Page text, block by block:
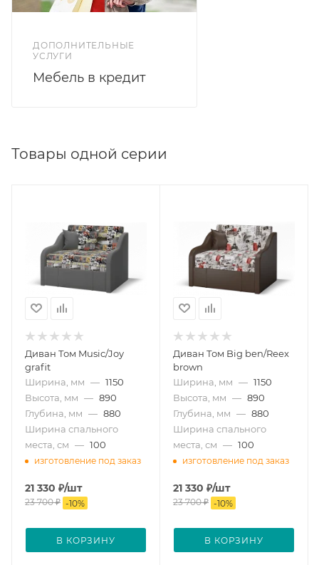
ДОПОЛНИТЕЛЬНЫЕ
УСЛУГИ
Мебель в кредит
Товары одной серии
Диван Том Music/Joy
grafit
Ширина, мм — 1150
Высота, мм — 890
Глубина, мм — 880
Ширина спального
места, см — 100
изготовление под заказ
21 330 ₽/шт
23 700₽ -10%
В КОРЗИНУ
Диван Том Big ben/Reex
brown
Ширина, мм — 1150
Высота, мм — 890
Глубина, мм — 880
Ширина спального
места, см — 100
изготовление под заказ
21 330 ₽/шт
23 700₽ -10%
В КОРЗИНУ